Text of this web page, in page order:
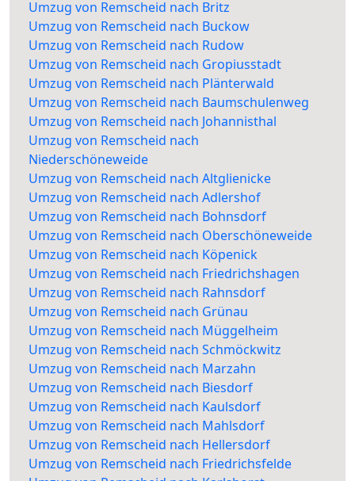
Umzug von Remscheid nach Britz
Umzug von Remscheid nach Buckow
Umzug von Remscheid nach Rudow
Umzug von Remscheid nach Gropiusstadt
Umzug von Remscheid nach Plänterwald
Umzug von Remscheid nach Baumschulenweg
Umzug von Remscheid nach Johannisthal
Umzug von Remscheid nach
Niederschöneweide
Umzug von Remscheid nach Altglienicke
Umzug von Remscheid nach Adlershof
Umzug von Remscheid nach Bohnsdorf
Umzug von Remscheid nach Oberschöneweide
Umzug von Remscheid nach Köpenick
Umzug von Remscheid nach Friedrichshagen
Umzug von Remscheid nach Rahnsdorf
Umzug von Remscheid nach Grünau
Umzug von Remscheid nach Müggelheim
Umzug von Remscheid nach Schmöckwitz
Umzug von Remscheid nach Marzahn
Umzug von Remscheid nach Biesdorf
Umzug von Remscheid nach Kaulsdorf
Umzug von Remscheid nach Mahlsdorf
Umzug von Remscheid nach Hellersdorf
Umzug von Remscheid nach Friedrichsfelde